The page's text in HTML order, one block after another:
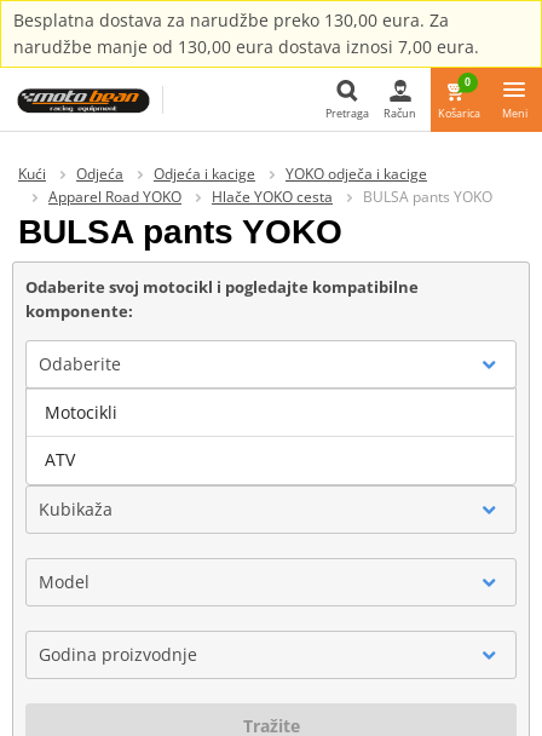
Besplatna dostava za narudžbe preko 130,00 eura. Za
narudžbe manje od 130,00 eura dostava iznosi 7,00 eura.
Pretraga Račun
0
Košarica Meni
Kući Odjeća Odjeća i kacige
YOKO odječa i kacige
Apparel Road YOKO
Hlače YOKO cesta BULSA pants YOKO
BULSA pants YOKO
Odaberite svoj motocikl i pogledajte kompatibilne
komponente:
Odaberite
Marka
Kubikaža
Model
Godina proizvodnje
Tražite
Motocikli
ATV